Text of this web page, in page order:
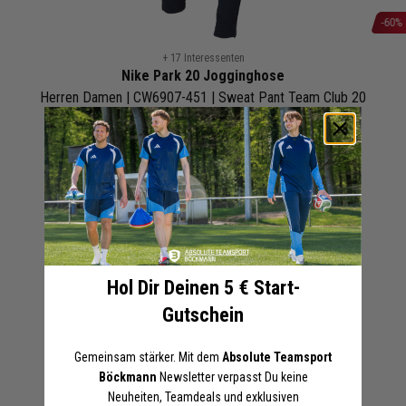
Nike Park 20 Jogginghose
Herren Damen | CW6907-451 | Sweat Pant Team Club 20
Blau
der
Bildergalerie
springen
+ 17 Interessenten
49,99 € UVP
20,00 €
-60%
Online-Preise können von den Filialpreisen abweichen
Artikel merken
Angebot anfordern
Druckoptionen anzeigen
Hol Dir Deinen 5 € Start-
Gutschein
Gemeinsam stärker. Mit dem Absolute Teamsport
Böckmann Newsletter verpasst Du keine
Neuheiten, Teamdeals und exklusiven